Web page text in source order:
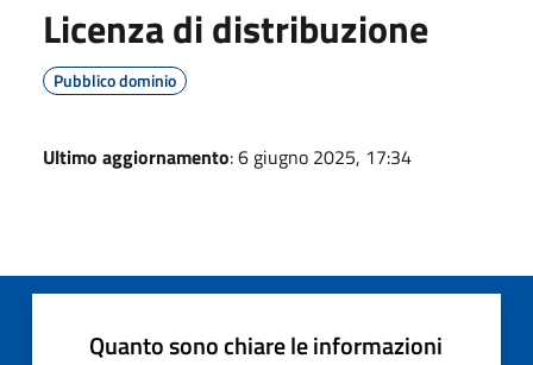
Licenza di distribuzione
Pubblico dominio
Ultimo aggiornamento: 6 giugno 2025, 17:34
Quanto sono chiare le informazioni